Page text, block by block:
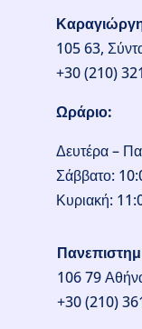
105 63,
+30 (210)
Ωράριο:
Δευτέρα –
Σάββατο:
Κυριακή:
106 79
+30 (210)